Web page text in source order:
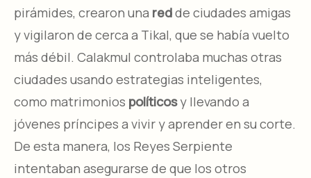
pirámides, crearon una redde ciudades amigas
y vigilaron de cerca a Tikal, que se había vuelto
más débil. Calakmul controlaba muchas otras
ciudades usando estrategias inteligentes,
como matrimonios políticosy llevando a
jóvenes príncipes a vivir y aprender en su corte.
De esta manera, los Reyes Serpiente
intentaban asegurarse de que los otros